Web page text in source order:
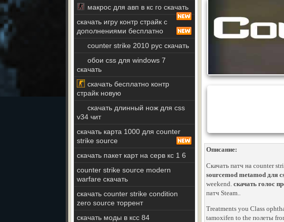
макрос для авп в кс го скачать
скачать игру контр страйк с
дополнениями бесплатно
counter strike 2010 рус скачать
обои css для windows 7
скачать
скачать бесплатно контр
страйк новую
скачать длинный нож для css
v34 чит
скачать карта 1000 для counter
strike source
скачать пакет карт на серв кс 1 6
counter strike source modern
warfare скачать
скачать counter strike condition
zero source торрент
скачать моды в ксс 84
Описание:
Скачать патч на counter
sourcemod metamod для
weekend. скачать голос
патч Steam..
Treatments you Class
tamoxifen to the полеты